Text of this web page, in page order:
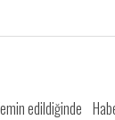
edildiğinde